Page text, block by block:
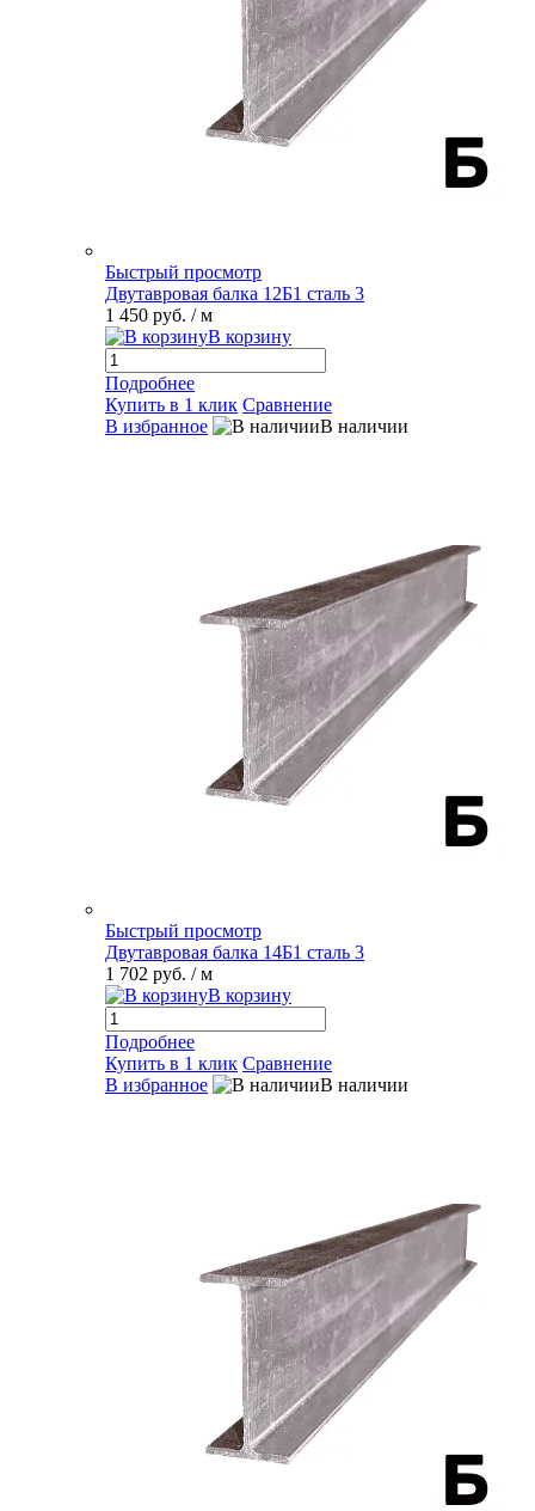
Быстрый просмотр
Двутавровая балка 12Б1 сталь 3
1 450 руб. / м
В корзину
Подробнее
Купить в 1 клик Сравнение
В избранное
В наличии
Быстрый просмотр
Двутавровая балка 14Б1 сталь 3
1 702 руб. / м
В корзину
Подробнее
Купить в 1 клик Сравнение
В избранное
В наличии